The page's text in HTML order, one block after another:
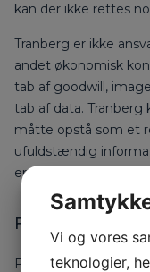
kan der ikke rettes
Tranberg er ikke
andet økonomisk
tab af goodwill,
tab af data. Tranberg
måtte opstå som et
ufuldstændig
er tilvejebragt af
Parterne er forpligtet
Vi og vores
teknologier,